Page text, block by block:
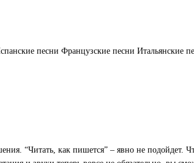
песни Французские песни Итальянские
“Читать, как пишется” – явно не подойдет.